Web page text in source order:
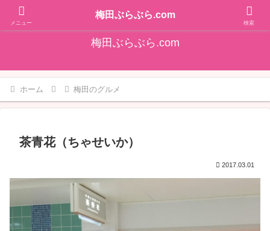
そうだ！梅田をぶらぶらしよ♪大阪梅田エリアの情報を発信しています!!
梅田ぶらぶら.com
ホーム 梅田のグルメ
茶青花（ちゃせいか）
2017.03.01
メニュー
梅田ぶらぶら.com
検索